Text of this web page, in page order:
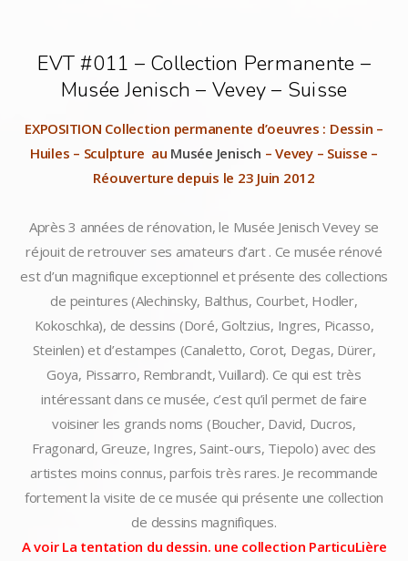
EVT #011 – Collection Permanente –
Musée Jenisch – Vevey – Suisse
EXPOSITION Collection permanente d’oeuvres : Dessin –
Huiles – Sculpture au Musée Jenisch – Vevey – Suisse –
Réouverture depuis le 23 Juin 2012
Après 3 années de rénovation, le Musée Jenisch Vevey se
réjouit de retrouver ses amateurs d’art . Ce musée rénové
est d’un magnifique exceptionnel et présente des collections
de peintures (Alechinsky, Balthus, Courbet, Hodler,
Kokoschka), de dessins (Doré, Goltzius, Ingres, Picasso,
Steinlen) et d’estampes (Canaletto, Corot, Degas, Dürer,
Goya, Pissarro, Rembrandt, Vuillard). Ce qui est très
intéressant dans ce musée, c’est qu’il permet de faire
voisiner les grands noms (Boucher, David, Ducros,
Fragonard, Greuze, Ingres, Saint-ours, Tiepolo) avec des
artistes moins connus, parfois très rares. Je recommande
fortement la visite de ce musée qui présente une collection
de dessins magnifiques.
A voir La tentation du dessin. une collection ParticuLière